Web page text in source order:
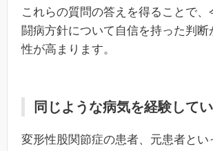
これらの質問の答えを得ることで、
闘病方針について自信を持った判断
性が高まります。
同じような病気を経験して
変形性股関節症の患者、元患者とい